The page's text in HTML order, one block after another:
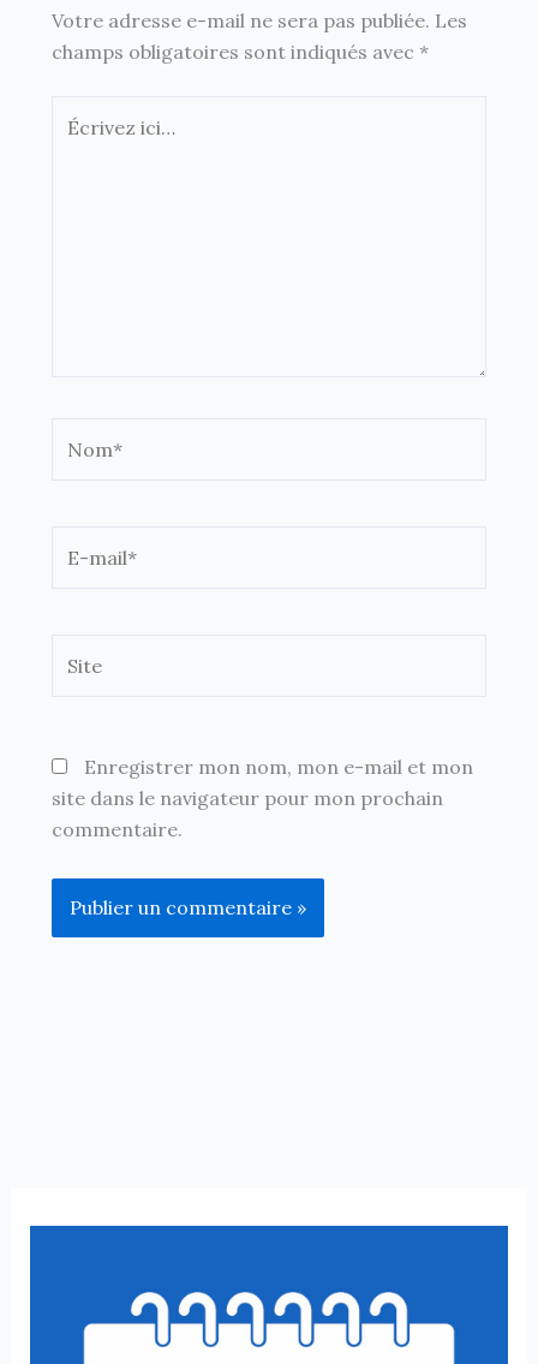
Votre adresse e-mail ne sera pas publiée. Les
champs obligatoires sont indiqués avec *
ici…
mail*
Enregistrer mon nom, mon e-mail et mon
site dans le navigateur pour mon prochain
commentaire.